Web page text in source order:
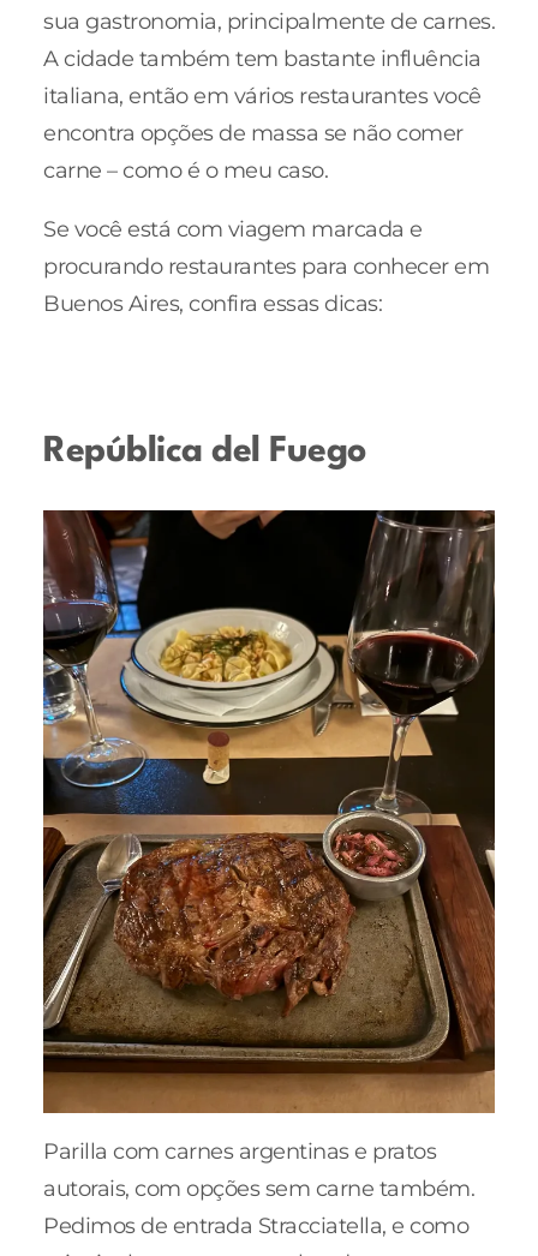
sua gastronomia, principalmente de carnes.
A cidade também tem bastante influência
italiana, então em vários restaurantes você
encontra opções de massa se não comer
carne – como é o meu caso.
Se você está com viagem marcada e
procurando restaurantes para conhecer em
Buenos Aires, confira essas dicas:
República del Fuego
Parilla com carnes argentinas e pratos
autorais, com opções sem carne também.
Pedimos de entrada Stracciatella, e como